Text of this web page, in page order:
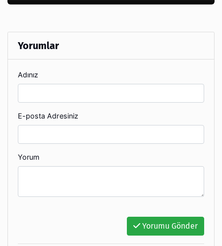
Yorumlar
Adınız
E-posta Adresiniz
Yorum
Yorumu Gönder